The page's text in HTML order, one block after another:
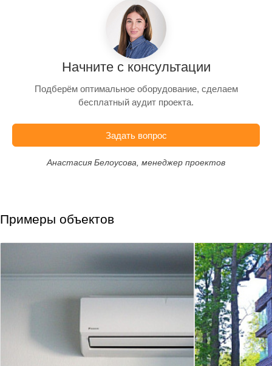
Начните с консультации
Подберём оптимальное оборудование, сделаем
бесплатный аудит проекта.
Задать вопрос
Анастасия Белоусова, менеджер проектов
Примеры объектов